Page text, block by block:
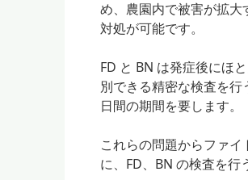
め、農園内で被害が拡
対処が可能です。
FD と BN は発症後にほ
別できる精密な検査を
日間の期間を要します。
これらの問題からファ
に、FD、BN の検査を行